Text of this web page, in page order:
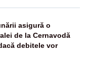
asigură o
de la Cernavodă
debitele vor